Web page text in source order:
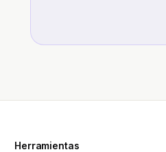
Herramientas